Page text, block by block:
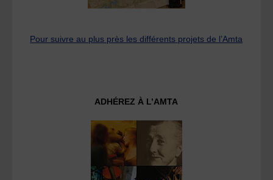
Pour suivre au plus près les différents projets de l’Amta
ADHÉREZ À L’AMTA